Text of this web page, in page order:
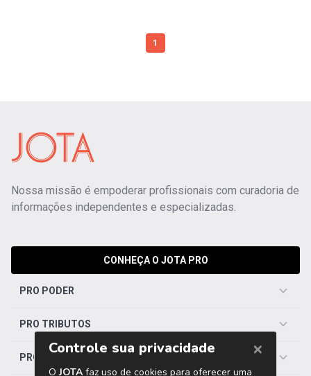
1
Nossa missão é empoderar profissionais com curadoria de
informações independentes e especializadas.
CONHEÇA O JOTA PRO
PRO PODER
PRO TRIBUTOS
PRO TRABALHISTA